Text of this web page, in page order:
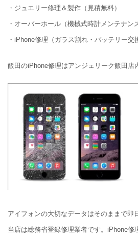
・ジュエリー修理＆製作（見積無料）
・オーバーホール（機械式時計メンテナン
・iPhone修理（ガラス割れ・バッテリー交
飯田のiPhone修理はアンジェリーク飯田店
アイフォンの大切なデータはそのままで即
当店は総務省登録修理業者です。iPhone修